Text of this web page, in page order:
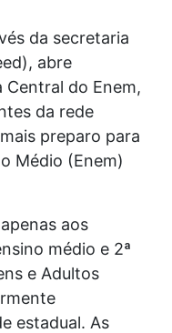
da secretaria
abre
do Enem,
da rede
preparo para
Médio (Enem)
aos
médio e 2ª
e Adultos
estadual. As